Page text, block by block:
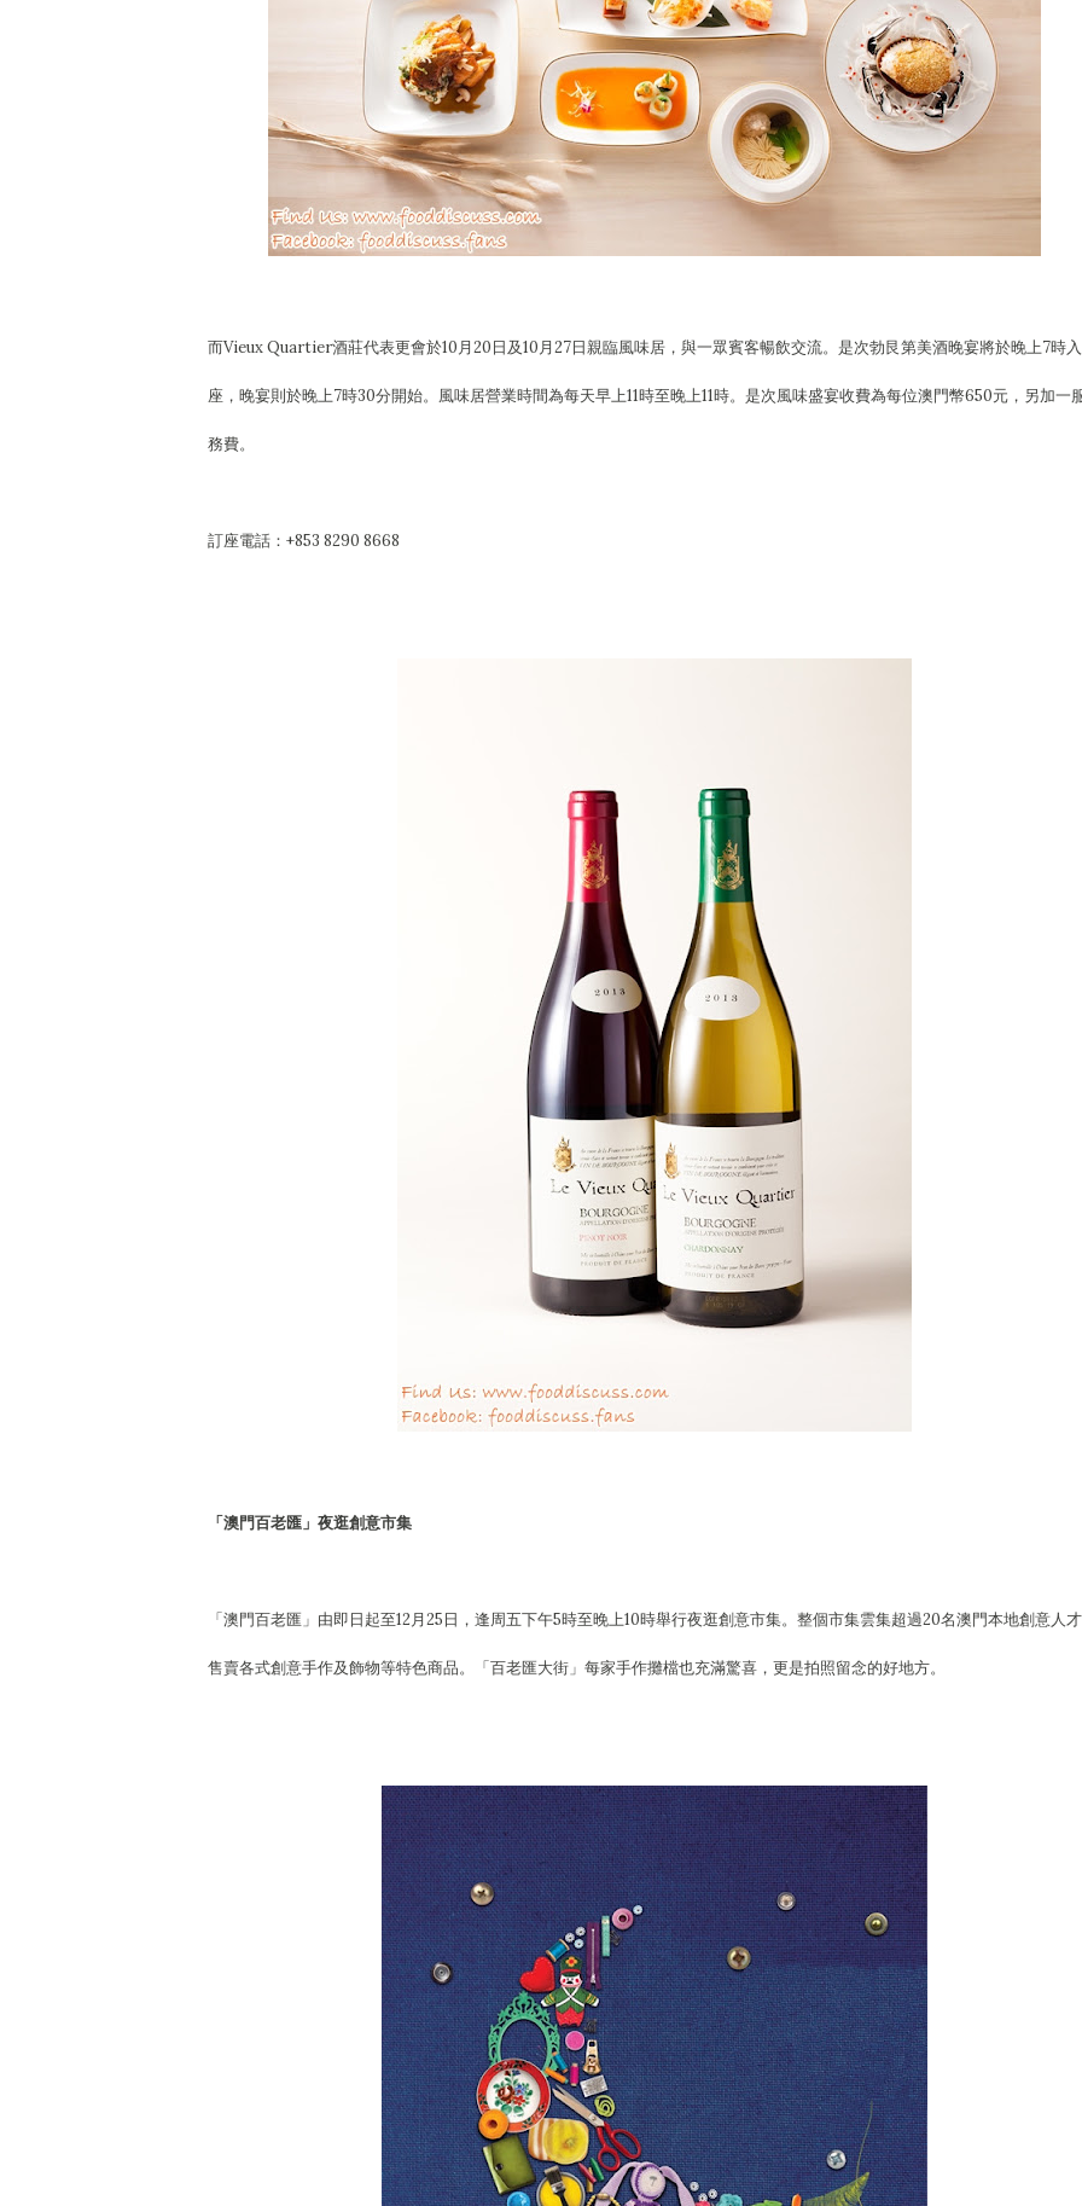
而Vieux Quartier酒莊代表更會於10月20日及10月27日親臨風味居，與一眾賓客暢飲交流。是次勃艮第美酒晚宴將於晚上7時入
座，晚宴則於晚上7時30分開始。風味居營業時間為每天早上11時至晚上11時。是次風味盛宴收費為每位澳門幣650元，另加一
務費。
訂座電話：+853 8290 8668
「澳門百老匯」夜逛創意市集
「澳門百老匯」由即日起至12月25日，逢周五下午5時至晚上10時舉行夜逛創意市集。整個市集雲集超過20名澳門本地創意人
售賣各式創意手作及飾物等特色商品。「百老匯大街」每家手作攤檔也充滿驚喜，更是拍照留念的好地方。